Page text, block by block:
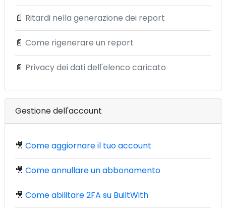
📄 Ritardi nella generazione dei report
📄 Come rigenerare un report
📄 Privacy dei dati dell'elenco caricato
Gestione dell'account
🎥 Come aggiornare il tuo account
🎥 Come annullare un abbonamento
🎥 Come abilitare 2FA su BuiltWith